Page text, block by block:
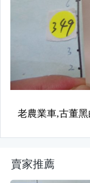
賣家推薦